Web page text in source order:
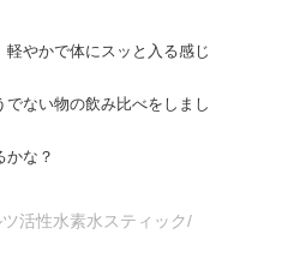
やかで体にスッと入る感じ
でない物の飲み比べをしまし
かな？
活性水素水スティック/